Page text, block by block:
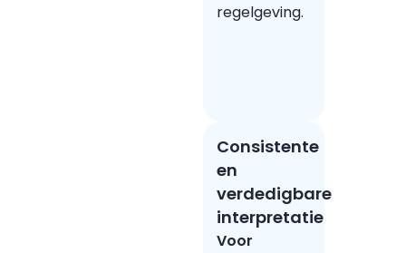
regelgeving.
Consistente
en
verdedigbare
interpretatie
Voor